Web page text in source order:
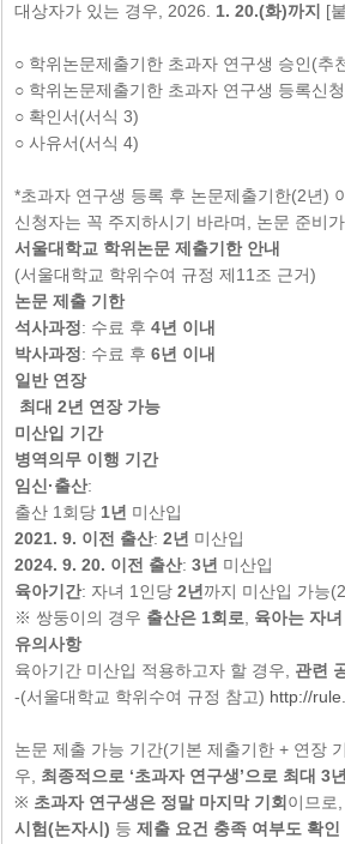
대상자가 있는 경우, 2026. 1. 20.(화)까지 [
○ 학위논문제출기한 초과자 연구생 승인(추
○ 학위논문제출기한 초과자 연구생 등록신
○ 확인서(서식 3)
○ 사유서(서식 4)
*초과자 연구생 등록 후 논문제출기한(2년)
신청자는 꼭 주지하시기 바라며, 논문 준비
서울대학교 학위논문 제출기한 안내
(서울대학교 학위수여 규정 제11조 근거)
논문 제출 기한
석사과정: 수료 후 4년 이내
박사과정: 수료 후 6년 이내
일반 연장
최대 2년 연장 가능
미산입 기간
병역의무 이행 기간
임신·출산:
출산 1회당 1년 미산입
2021. 9. 이전 출산: 2년 미산입
2024. 9. 20. 이전 출산: 3년 미산입
육아기간: 자녀 1인당 2년 까지 미산입 가능
※ 쌍둥이의 경우 출산은 1회로 육아는 자
유의사항
육아기간 미산입 적용하고자 할 경우, 관련
-(서울대학교 학위수여 규정 참고) http://
논문 제출 가능 기간(기본 제출기한 + 연장
우, 최종적으로 ‘초과자 연구생’으로 최대 3
※ 초과자 연구생은 정말 마지막 기회 이므로
시험(논자시) 등 제출 요건 충족 여부도 확